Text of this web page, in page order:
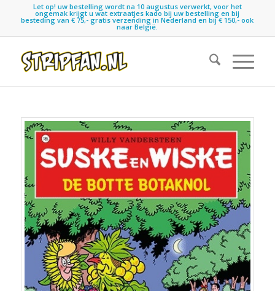
Let op! uw bestelling wordt na 10 augustus verwerkt, voor het
ongemak krijgt u wat extraatjes kado bij uw bestelling en bij
besteding van € 75,- gratis verzending in Nederland en bij € 150,- ook
naar België.